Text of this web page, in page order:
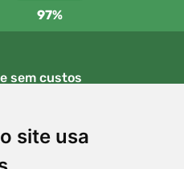
site usa
97%
sem custos
superiores a 80 EUR
gratuitas
encomenda em qualquer